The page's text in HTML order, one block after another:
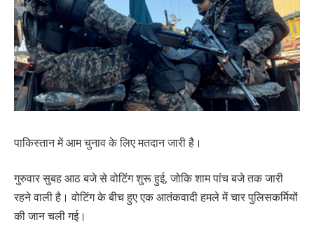
पाकिस्तान में आम चुनाव के लिए मतदान जारी है।
गुरुवार सुबह आठ बजे से वोटिंग शुरू हुई, जोकि शाम पांच बजे तक जारी
रहने वाली है। वोटिंग के बीच हुए एक आतंकवादी हमले में चार पुलिसकर्मियों
की जान चली गई।